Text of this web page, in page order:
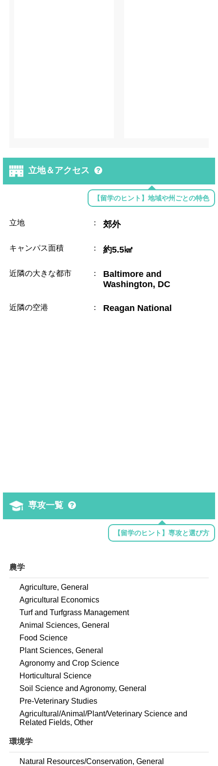
立地＆アクセス
【留学のヒント】地域や州ごとの特色
立地 ： 郊外
キャンパス面積 ： 約5.5㎢
近隣の大きな都市 ：
Baltimore and
Washington, DC
近隣の空港 ： Reagan National
専攻一覧
【留学のヒント】専攻と選び方
農学
Agriculture, General
Agricultural Economics
Turf and Turfgrass Management
Animal Sciences, General
Food Science
Plant Sciences, General
Agronomy and Crop Science
Horticultural Science
Soil Science and Agronomy, General
Pre-Veterinary Studies
Agricultural/Animal/Plant/Veterinary Science and
Related Fields, Other
環境学
Natural Resources/Conservation, General